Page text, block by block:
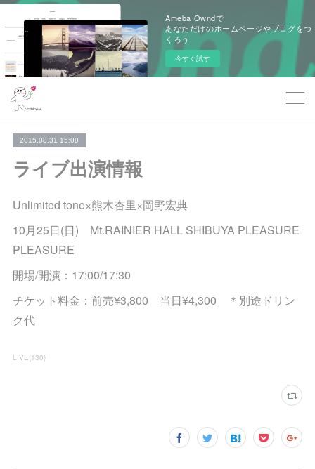
Ameba Owndで
あなただけのホームページやブログをつ
くろう
今すぐ試す
2015.08.31 15:00
ライブ出演情報
Unlimited tone×熊木杏里×岡野宏典
10月25日(日) Mt.RAINIER HALL SHIBUYA PLEASURE
PLEASURE
開場/開演：17:00/17:30
チケット料金：前売¥3,800 当日¥4,300 ＊別途ドリン
ク代
LIVE(130)